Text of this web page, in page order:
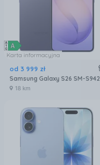
Karta informacyjna
od 3 999 zł
18 km